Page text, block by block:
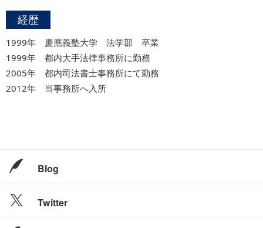
経歴
1999年 慶應義塾大学 法学部 卒業
1999年 都内大手法律事務所に勤務
2005年 都内司法書士事務所にて勤務
2012年 当事務所へ入所
Blog
Twitter